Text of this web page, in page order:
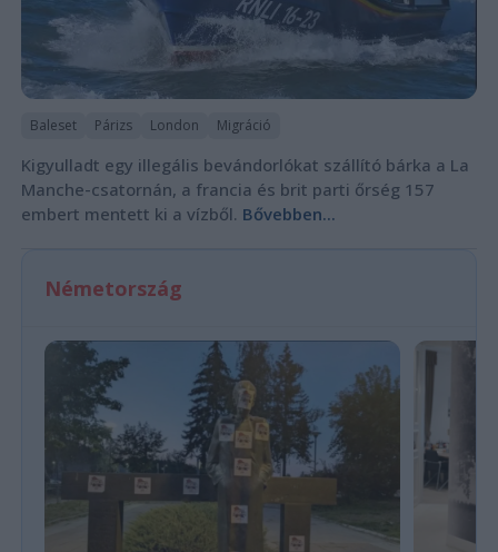
Baleset Párizs London Migráció
Kigyulladt egy illegális bevándorlókat szállító bárka a La
Manche-csatornán, a francia és brit parti őrség 157
embert mentett ki a vízből. Bővebben...
Németország